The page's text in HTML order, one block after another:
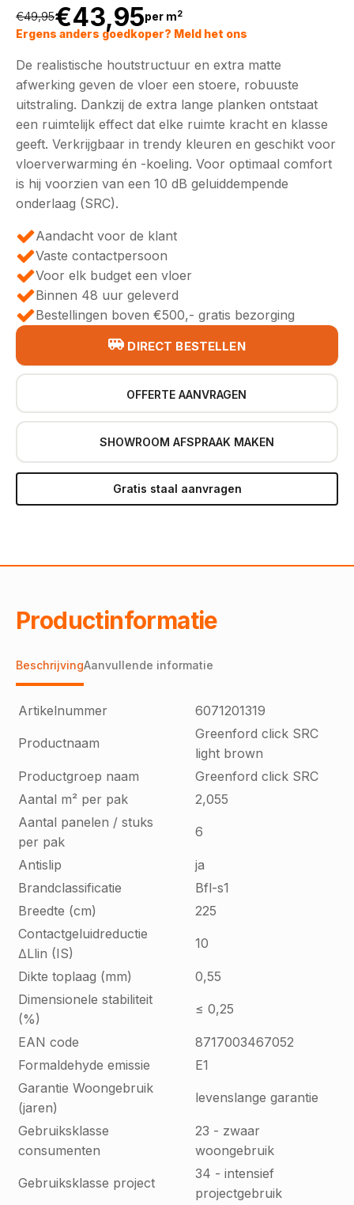
€49,95
Oorspronkelijke
prijs
was:
€49,95.
€43,95
Huidige
prijs
is:
€43,95.
per m2
Ergens anders goedkoper? Meld het ons
De realistische houtstructuur en extra matte
afwerking geven de vloer een stoere, robuuste
uitstraling. Dankzij de extra lange planken ontstaat
een ruimtelijk effect dat elke ruimte kracht en klasse
geeft. Verkrijgbaar in trendy kleuren en geschikt voor
vloerverwarming én -koeling. Voor optimaal comfort
is hij voorzien van een 10 dB geluiddempende
onderlaag (SRC).
Aandacht voor de klant
Vaste contactpersoon
Voor elk budget een vloer
Binnen 48 uur geleverd
Bestellingen boven €500,- gratis bezorging
DIRECT BESTELLEN
OFFERTE AANVRAGEN
SHOWROOM AFSPRAAK MAKEN
Gratis staal aanvragen
Productinformatie
BeschrijvingAanvullende informatie
Artikelnummer 6071201319
Productnaam
Greenford click SRC
light brown
Productgroep naam
Greenford click SRC
Aantal m² per pak
2,055
Aantal panelen / stuks
per pak
6
Antislip
ja
Brandclassificatie
Bfl-s1
Breedte (cm)
225
Contactgeluidreductie
∆Llin (IS)
10
Dikte toplaag (mm)
0,55
Dimensionele stabiliteit
(%)
≤ 0,25
EAN code
8717003467052
Formaldehyde emissie
E1
Garantie Woongebruik
(jaren)
levenslange garantie
Gebruiksklasse
consumenten
23 - zwaar
woongebruik
Gebruiksklasse project
34 - intensief
projectgebruik